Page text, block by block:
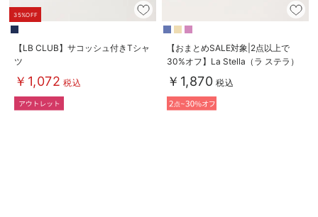
35%OFF
【LB CLUB】サコッシュ付きTシャ
ツ
￥1,072 税込
【おまとめSALE対象|2点以上で
30%オフ】La Stella（ラ ステラ）
オーバーダイポケットTシャツ
￥1,870 税込